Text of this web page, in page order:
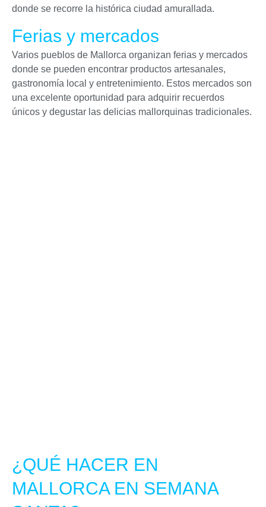
donde se recorre la histórica ciudad amurallada.
Ferias y mercados
Varios pueblos de Mallorca organizan ferias y mercados
donde se pueden encontrar productos artesanales,
gastronomía local y entretenimiento. Estos mercados son
una excelente oportunidad para adquirir recuerdos
únicos y degustar las delicias mallorquinas tradicionales.
¿QUÉ HACER EN
MALLORCA EN SEMANA